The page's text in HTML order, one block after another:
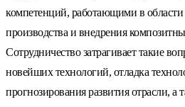
компетенций, работающими в области
производства и внедрения
Сотрудничество затрагивает такие
новейших технологий, отладка
прогнозирования развития отрасли, а